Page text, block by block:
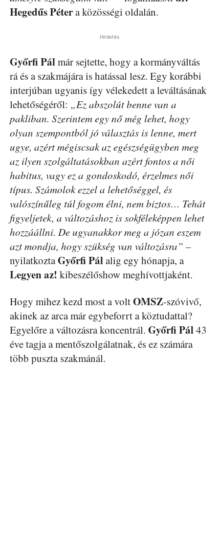
Hegedűs Pétera közösségi oldalán.
Hirdetés
Győrfi Pálmár sejtette, hogy a kormányváltás
rá és a szakmájára is hatással lesz. Egy korábbi
interjúban ugyanis így vélekedett a leváltásának
lehetőségéről: „Ez abszolút benne van a
pakliban. Szerintem egy nő még lehet, hogy
olyan szempontból jó választás is lenne, mert
ugye, azért mégiscsak az egészségügyben meg
az ilyen szolgáltatásokban azért fontos a női
habitus, vagy ez a gondoskodó, érzelmes női
típus. Számolok ezzel a lehetőséggel, és
valószínűleg túl fogom élni, nem biztos… Tehát
figyeljetek, a változáshoz is sokféleképpen lehet
hozzáállni. De ugyanakkor meg a józan eszem
azt mondja, hogy szükség van változásra” –
nyilatkoztaGyőrfi Pálalig egy hónapja, a
Legyen az! kibeszélőshow meghívottjaként.
Hogy mihez kezd most a voltOMSZ-szóvivő,
akinek az arca már egybeforrt a köztudattal?
Egyelőre a változásra koncentrál. Győrfi Pál43
éve tagja a mentőszolgálatnak, és ez számára
több puszta szakmánál.